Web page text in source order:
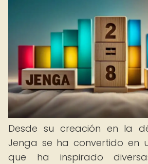
Desde su creación en la
Jenga se ha convertido en
que ha inspirado